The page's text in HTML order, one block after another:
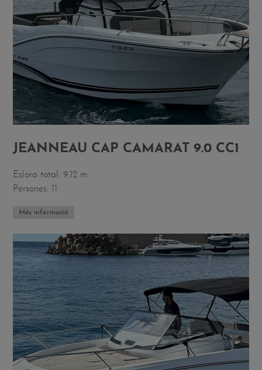
JEANNEAU CAP CAMARAT 9.0 CC1
Eslora total: 9.12 m
Persones: 11
Més informació